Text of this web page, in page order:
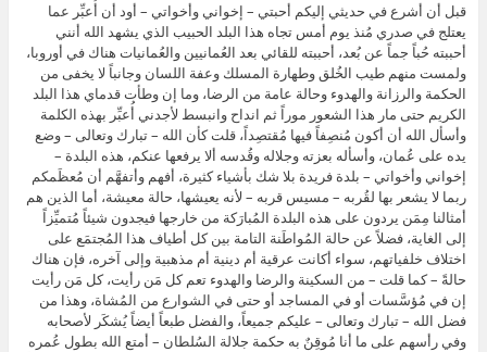
قبل أن أشرع في حديثي إليكم أحبتي – إخواني وأخواتي – أود أن أُعبِّر عما
يعتلج في صدري مُنذ يوم أمس تجاه هذا البلد الحبيب الذي يشهد الله أنني
أحببته حُباً جماً عن بُعد، أحببته للقائي بعد العُمانيين والعُمانيات هناك في أوروبا،
ولمست منهم طيب الخُلق وطهارة المسلك وعفة اللسان وجانباً لا يخفى من
الحكمة والرزانة والهدوء وحالة عامة من الرضا، وما إن وطأت قدماي هذا البلد
الكريم حتى مار هذا الشعور موراً ثم انداح وانبسط لأجدني أُعبِّر بهذه الكلمة
وأسأل الله أن أكون مُنصِفاً فيها مُقتصِداً، قلت كأن الله – تبارك وتعالى – وضع
يده على عُمان، وأسأله بعزته وجلاله وقُدسه ألا يرفعها عنكم، هذه البلدة –
إخواني وأخواتي – بلدة فريدة بلا شك بأشياء كثيرة، أفهم وأتفهَّم أن مُعظَمكم
ربما لا يشعر بها لقُربه – مسيس قربه – لأنه يعيشها، حالة معيشة، أما الذين هم
أمثالنا مِمَن يردون على هذه البلدة المُبارَكة من خارجها فيجدون شيئاً مُتميِّزاً
إلى الغاية، فضلاً عن حالة المُواطَنة التامة بين كل أطياف هذا المُجتمَع على
اختلاف خلفياتهم، سواء أكانت عرقية أم دينية أم مذهبية وإلى آخره، فإن هناك
حالةً – كما قلت – من السكينة والرضا والهدوء تعم كل مَن رأيت، كل مَن رأيت
إن في مُؤسَّسات أو في المساجد أو حتى في الشوارع من المُشاة، وهذا من
فضل الله – تبارك وتعالى – عليكم جميعاً، والفضل طبعاً أيضاً يُشكَر لأصحابه
وفي رأسهم على ما أنا مُوقِنٌ به حكمة جلالة السُلطان – أمتع الله بطول عُمره